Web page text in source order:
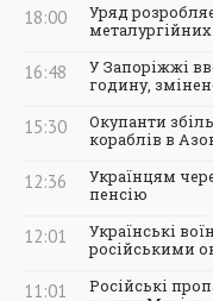
18:00
Уряд
16:48
У Запоріжжі
годину,
15:30
Окупанти
кораблів в
12:36
Українцям
пенсію
12:01
Українські
російськими
11:01
Російські